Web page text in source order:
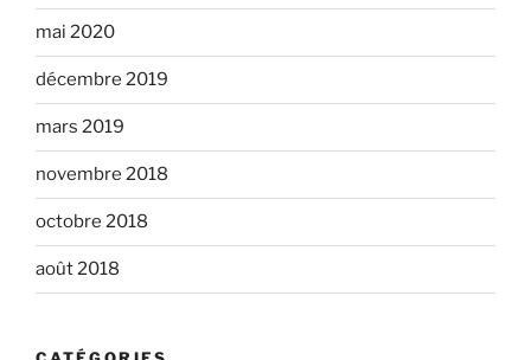
mai 2020
décembre 2019
mars 2019
novembre 2018
octobre 2018
août 2018